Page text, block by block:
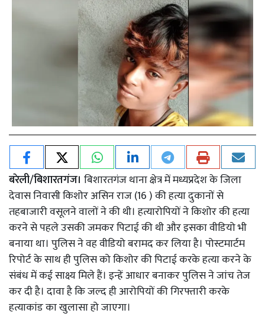
बरेली/बिशारतगंज। बिशारतगंज थाना क्षेत्र में मध्यप्रदेश के जिला
देवास निवासी किशोर असिन राज (16 ) की हत्या दुकानों से
तहबाजारी वसूलने वालों ने की थी। हत्यारोपियों ने किशोर की हत्या
करने से पहले उसकी जमकर पिटाई की थी और इसका वीडियो भी
बनाया था। पुलिस ने वह वीडियो बरामद कर लिया है। पोस्टमार्टम
रिपोर्ट के साथ ही पुलिस को किशोर की पिटाई करके हत्या करने के
संबंध में कई साक्ष्य मिले हैं। इन्हें आधार बनाकर पुलिस ने जांच तेज
कर दी है। दावा है कि जल्द ही आरोपियों की गिरफ्तारी करके
हत्याकांड का खुलासा हो जाएगा।